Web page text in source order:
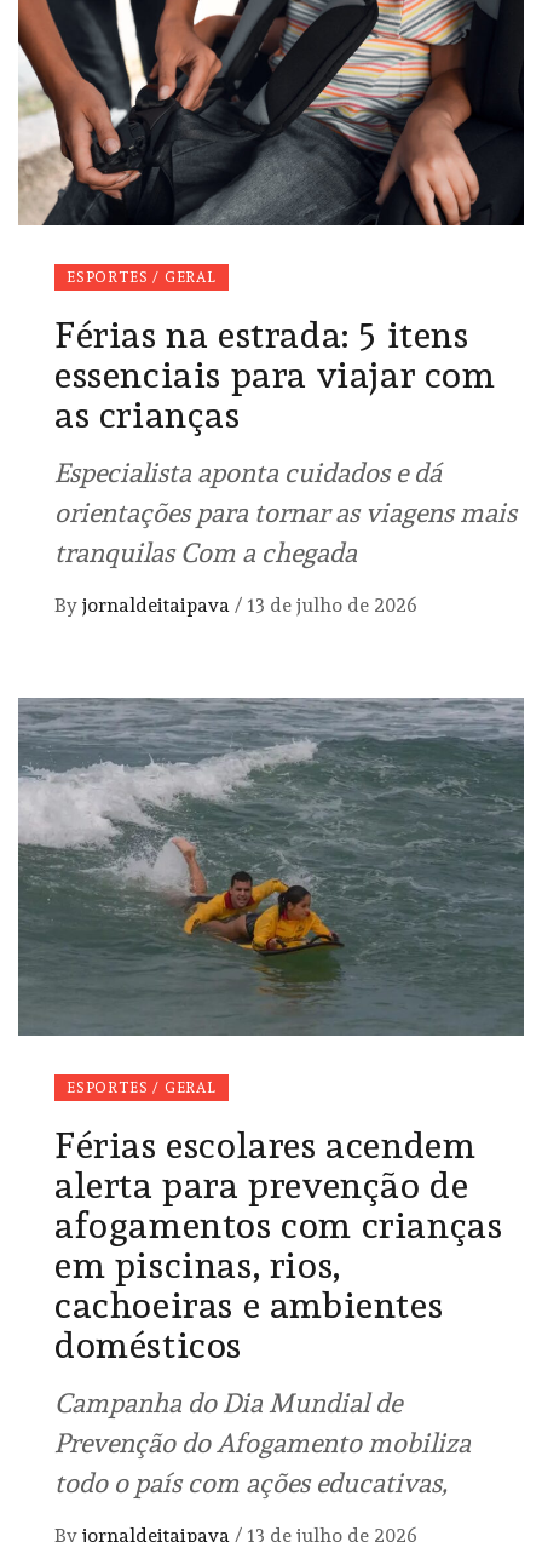
ESPORTES / GERAL
Férias na estrada: 5 itens
essenciais para viajar com
as crianças
Especialista aponta cuidados e dá
orientações para tornar as viagens mais
tranquilas Com a chegada
By jornaldeitaipava / 13 de julho de 2026
ESPORTES / GERAL
Férias escolares acendem
alerta para prevenção de
afogamentos com crianças
em piscinas, rios,
cachoeiras e ambientes
domésticos
Campanha do Dia Mundial de
Prevenção do Afogamento mobiliza
todo o país com ações educativas,
By jornaldeitaipava / 13 de julho de 2026